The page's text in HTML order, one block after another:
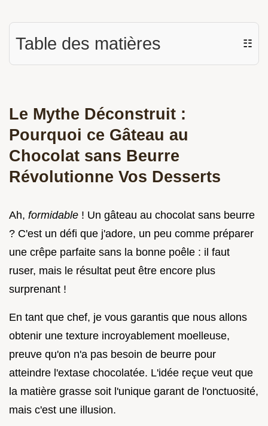
Table des matières ☷
Le Mythe Déconstruit :
Pourquoi ce Gâteau au
Chocolat sans Beurre
Révolutionne Vos Desserts
Ah, formidable ! Un gâteau au chocolat sans beurre
? C'est un défi que j'adore, un peu comme préparer
une crêpe parfaite sans la bonne poêle : il faut
ruser, mais le résultat peut être encore plus
surprenant !
En tant que chef, je vous garantis que nous allons
obtenir une texture incroyablement moelleuse,
preuve qu'on n'a pas besoin de beurre pour
atteindre l'extase chocolatée. L'idée reçue veut que
la matière grasse soit l'unique garant de l'onctuosité,
mais c'est une illusion.